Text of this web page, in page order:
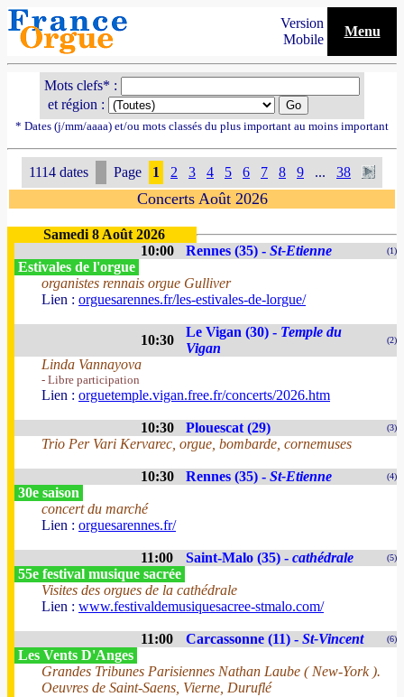
Version
Mobile
Menu
Mots clefs* :
et région :
* Dates (j/mm/aaaa) et/ou mots classés du plus important au moins important
1114 dates Page 1 2 3 4 5 6 7 8 9 ... 38
Concerts Août 2026
Samedi 8 Août 2026
10:00
Rennes (35) - St-Etienne (1)
Estivales de l'orgue
organistes rennais orgue Gulliver
Lien : orguesarennes.fr/les-estivales-de-lorgue/
10:30
Le Vigan (30) - Temple du
Vigan
(2)
Linda Vannayova
- Libre participation
Lien : orguetemple.vigan.free.fr/concerts/2026.htm
10:30 Plouescat (29) (3)
Trio Per Vari Kervarec, orgue, bombarde, cornemuses
10:30 Rennes (35) - St-Etienne (4)
30e saison
concert du marché
Lien : orguesarennes.fr/
11:00 Saint-Malo (35) - cathédrale (5)
55e festival musique sacrée
Visites des orgues de la cathédrale
Lien : www.festivaldemusiquesacree-stmalo.com/
11:00 Carcassonne (11) - St-Vincent (6)
Les Vents D'Anges
Grandes Tribunes Parisiennes Nathan Laube ( New-York ).
Oeuvres de Saint-Saens, Vierne, Duruflé